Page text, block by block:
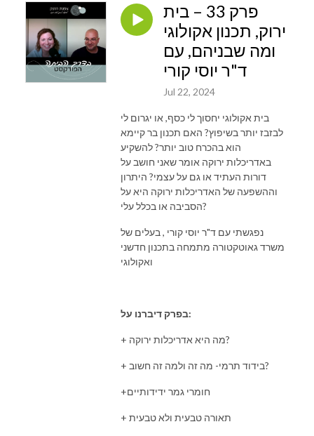
והן ברגשיים. המאזינים לומדים על נושאים מגוונים, כגון:
בדרך הביתה הוא הפודקאסט המושלם עבור כל מי שחולם על בית ופוחד
המאזינים לומדים מהמומחים המובילים בתחום ומקבלים את הכלים הדרושים
להם כדי להפוך את החלום שלהם למציאות.
פרק 33 – בית
ירוק, תכנון אקולוגי
ומה שבניהם, עם
ד"ר יוסי קורי
Jul 22, 2024
בית אקולוגי יחסוך לי כסף, או יגרום לי
לבזבז יותר בשיפוץ? האם תכנון בר קיימא
הוא בהכרח טוב יותר? להשקיע
באדריכלות ירוקה אומר שאני חושב על
דורות העתיד או גם על עצמי? היתרון
וההשפעה של האדריכלות ירוקה היא על
הסביבה או בכלל עלי?
נפגשתי עם ד"ר יוסי קורי , בעלים של
משרד גאוטקטורה מתמחה בתכנון חדשני
ואקולוגי
בפרק דיברנו על:
+ מה היא אדריכלות ירוקה?
+ בידוד תרמי- מה זה ולמה זה חשוב?
+חומרי גמר ידידותיים
+ תאורה טבעית ולא טבעית